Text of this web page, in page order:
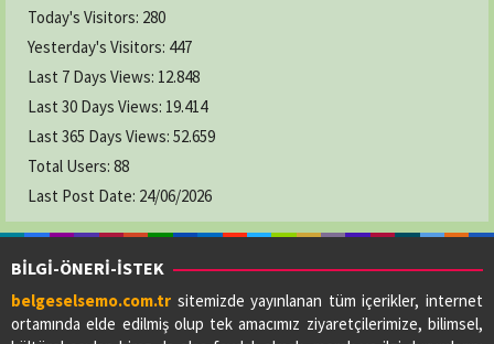
Today's Visitors: 280
Yesterday's Visitors: 447
Last 7 Days Views: 12.848
Last 30 Days Views: 19.414
Last 365 Days Views: 52.659
Total Users: 88
Last Post Date: 24/06/2026
BİLGİ-ÖNERİ-İSTEK
belgeselsemo.com.tr sitemizde yayınlanan tüm içerikler, internet
ortamında elde edilmiş olup tek amacımız ziyaretçilerimize, bilimsel,